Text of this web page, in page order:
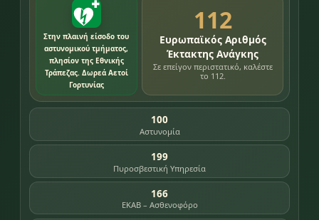
Στην πλαινή είσοδο του
αστυνομικού τμήματος,
πλησίον της Εθνικής
Τράπεζας. Δωρεά Αετοί
Γορτυνίας
112
Ευρωπαϊκός Αριθμός
Έκτακτης Ανάγκης
Σε επείγον περιστατικό, καλέστε
το 112.
100
Αστυνομία
199
Πυροσβεστική Υπηρεσία
166
ΕΚΑΒ – Ασθενοφόρο